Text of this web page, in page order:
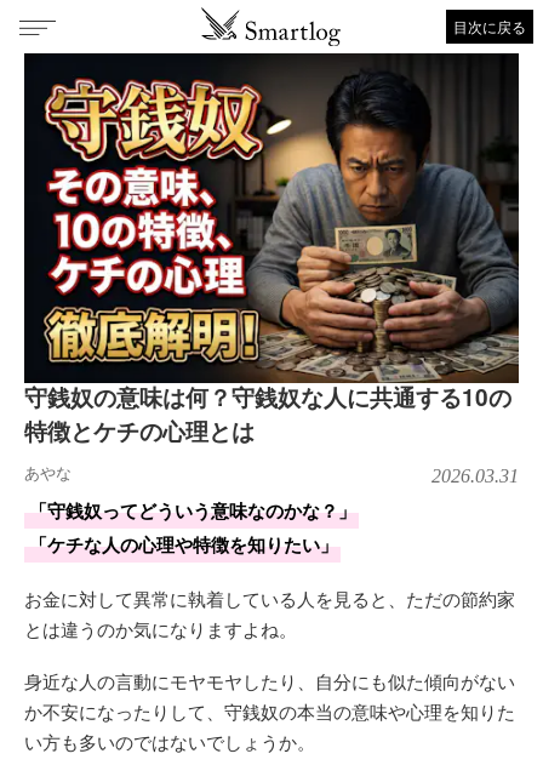
目次に戻る
守銭奴の意味は何？守銭奴な人に共通する10の
特徴とケチの心理とは
あやな 2026.03.31
「守銭奴ってどういう意味なのかな？」
「ケチな人の心理や特徴を知りたい」
お金に対して異常に執着している人を見ると、ただの節約家
とは違うのか気になりますよね。
身近な人の言動にモヤモヤしたり、自分にも似た傾向がない
か不安になったりして、守銭奴の本当の意味や心理を知りた
い方も多いのではないでしょうか。